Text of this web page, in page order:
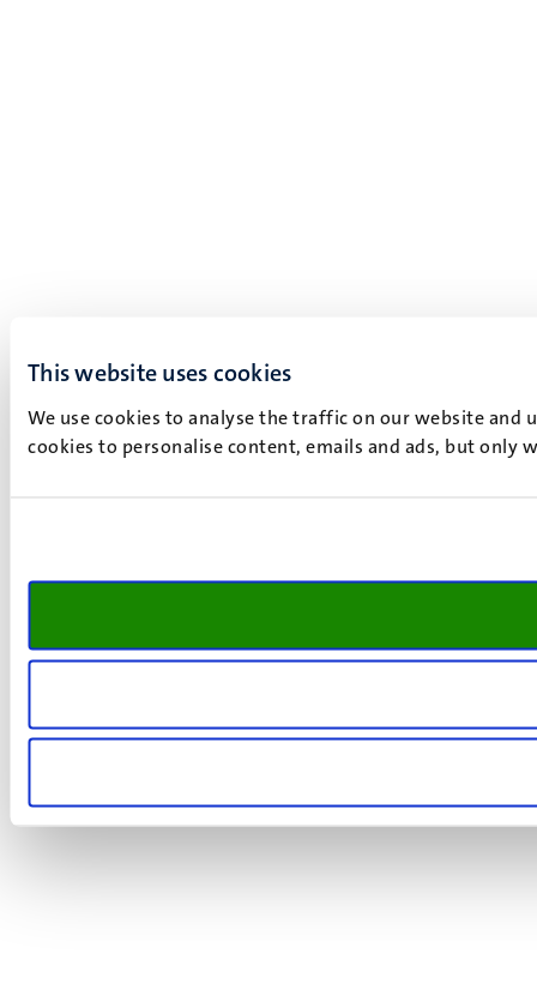
This website uses cookies
We use cookies to analyse the traffic on our website and
cookies to personalise content, emails and ads, but only